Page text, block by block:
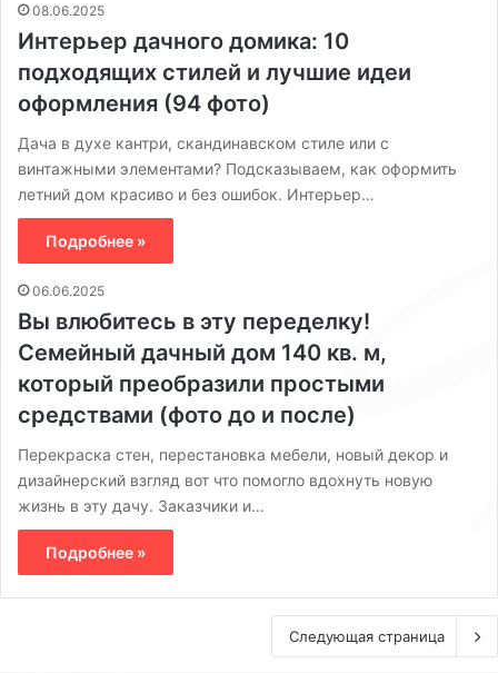
08.06.2025
Интерьер дачного домика: 10
подходящих стилей и лучшие идеи
оформления (94 фото)
Дача в духе кантри, скандинавском стиле или с
винтажными элементами? Подсказываем, как оформить
летний дом красиво и без ошибок. Интерьер…
Подробнее »
06.06.2025
Вы влюбитесь в эту переделку!
Семейный дачный дом 140 кв. м,
который преобразили простыми
средствами (фото до и после)
Перекраска стен, перестановка мебели, новый декор и
дизайнерский взгляд вот что помогло вдохнуть новую
жизнь в эту дачу. Заказчики и…
Подробнее »
Следующая страница